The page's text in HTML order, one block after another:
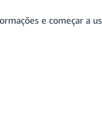
e começar a